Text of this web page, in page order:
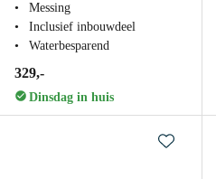
Messing
Inclusief inbouwdeel
Waterbesparend
329,-
Dinsdag in huis